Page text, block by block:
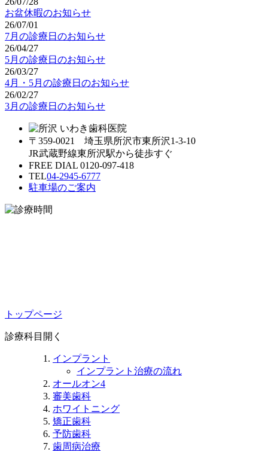
お盆休暇のお知らせ
26/07/01
7月の診療日のお知らせ
26/04/27
5月の診療日のお知らせ
26/03/27
4月・5月の診療日のお知らせ
26/02/27
3月の診療日のお知らせ
〒359-0021 埼玉県所沢市東所沢1-3-10
JR武蔵野線東所沢駅から徒歩すぐ
FREE DIAL 0120-097-418
TEL04-2945-6777
駐車場のご案内
トップページ
診療科目 開く
インプラント
インプラント治療の流れ
オールオン4
審美歯科
ホワイトニング
矯正歯科
予防歯科
歯周病治療